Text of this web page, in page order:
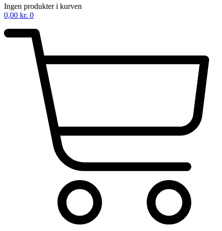
Ingen produkter i kurven
0,00 kr. 0